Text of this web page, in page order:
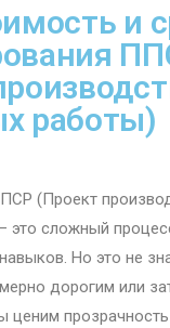
и
работы)
(Проект
это сложный
Но это не
дорогим или
ценим